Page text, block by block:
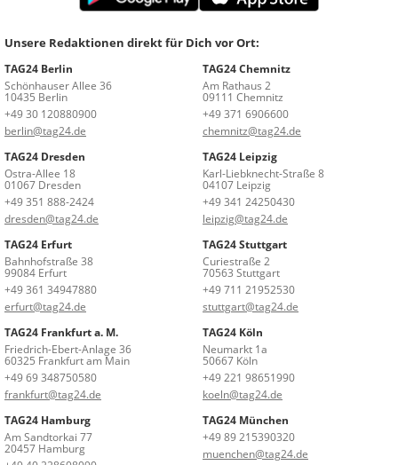
Unsere Redaktionen direkt für Dich vor Ort:
TAG24 Berlin
Schönhauser Allee 36
10435 Berlin
+49 30 120880900
berlin@tag24.de
TAG24 Chemnitz
Am Rathaus 2
09111 Chemnitz
+49 371 6906600
chemnitz@tag24.de
TAG24 Dresden
Ostra-Allee 18
01067 Dresden
+49 351 888-2424
dresden@tag24.de
TAG24 Leipzig
Karl-Liebknecht-Straße 8
04107 Leipzig
+49 341 24250430
leipzig@tag24.de
TAG24 Erfurt
Bahnhofstraße 38
99084 Erfurt
+49 361 34947880
erfurt@tag24.de
TAG24 Stuttgart
Curiestraße 2
70563 Stuttgart
+49 711 21952530
stuttgart@tag24.de
TAG24 Frankfurt a. M.
Friedrich-Ebert-Anlage 36
60325 Frankfurt am Main
+49 69 348750580
frankfurt@tag24.de
TAG24 Köln
Neumarkt 1a
50667 Köln
+49 221 98651990
koeln@tag24.de
TAG24 Hamburg
Am Sandtorkai 77
20457 Hamburg
TAG24 München
+49 89 215390320
muenchen@tag24.de